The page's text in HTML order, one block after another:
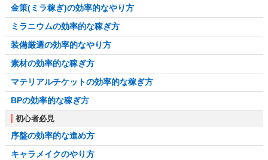
金策(ミラ稼ぎ)の効率的なやり方
ミラニウムの効率的な稼ぎ方
装備厳選の効率的なやり方
素材の効率的な稼ぎ方
マテリアルチケットの効率的な稼ぎ方
BPの効率的な稼ぎ方
初心者必見
序盤の効率的な進め方
キャラメイクのやり方